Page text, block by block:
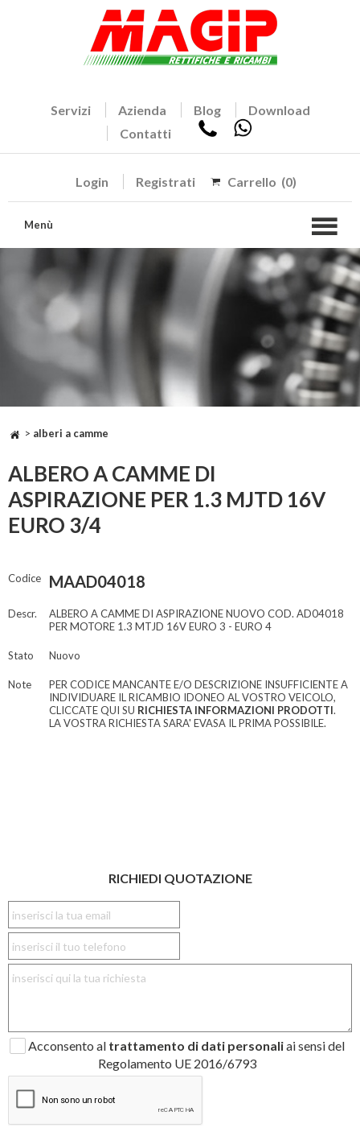
Servizi Azienda Blog
Download
Contatti
Login Registrati Carrello (0)
Menù
> alberi a camme
ALBERO A CAMME DI
ASPIRAZIONE PER 1.3 MJTD 16V
EURO 3/4
Codice MAAD04018
Descr.
ALBERO A CAMME DI ASPIRAZIONE NUOVO COD. AD04018
PER MOTORE 1.3 MTJD 16V EURO 3 - EURO 4
Stato Nuovo
Note
PER CODICE MANCANTE E/O DESCRIZIONE INSUFFICIENTE A
INDIVIDUARE IL RICAMBIO IDONEO AL VOSTRO VEICOLO,
CLICCATE QUI SU RICHIESTA INFORMAZIONI PRODOTTI.
LA VOSTRA RICHIESTA SARA' EVASA IL PRIMA POSSIBILE.
RICHIEDI QUOTAZIONE
Acconsento al trattamento di dati personaliai sensi del
Regolamento UE 2016/6793